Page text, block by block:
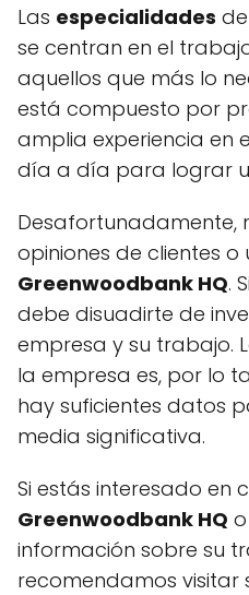
Las especialidades de
se centran en el
aquellos que más lo
está compuesto por
amplia experiencia en
día a día para lograr
Desafortunadamente,
opiniones de clientes o
Greenwoodbank HQ.
debe disuadirte de
empresa y su trabajo.
la empresa es, por lo
hay suficientes datos
media significativa.
Si estás interesado en
Greenwoodbank HQ
información sobre su
recomendamos visitar